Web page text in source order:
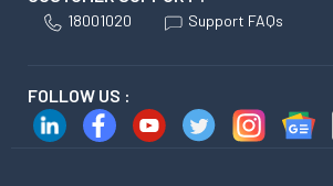
18001020 Support FAQs
FOLLOW US :